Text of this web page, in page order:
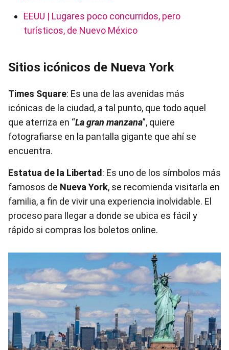
EEUU | Lugares poco concurridos, pero
turísticos, de Nuevo México
Sitios icónicos de Nueva York
Times Square: Es una de las avenidas más
icónicas de la ciudad, a tal punto, que todo aquel
que aterriza en “La gran manzana”, quiere
fotografiarse en la pantalla gigante que ahí se
encuentra.
Estatua de la Libertad : Es uno de los símbolos más
famosos de Nueva York, se recomienda visitarla en
familia, a fin de vivir una experiencia inolvidable. El
proceso para llegar a donde se ubica es fácil y
rápido si compras los boletos online.